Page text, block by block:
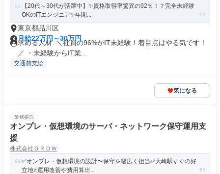
【20代～30代が活躍中】✨資格取得率驚異の92％！？完全未経験
OKのITエンジニア✨年間...
東京都品川区
月給22万円～30万円
求める人材: ＼社員の96%がIT未経験！着目点はやる気です！
／ ・未経験からIT業...
交通費支給
気になる
業務委託
オンプレ・仮想環境のサーバ・ネットワーク保守運用支
援
株式会社ＧＲＯＷ
✅️オンプレ・仮想環境の設計〜保守を幅広く担当✅️大崎駅すぐの好
立地⭐️運用改善や費用算出...